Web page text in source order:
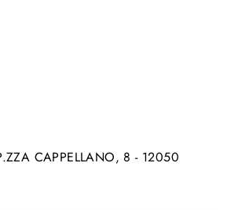
CAPPELLANO, 8 - 12050